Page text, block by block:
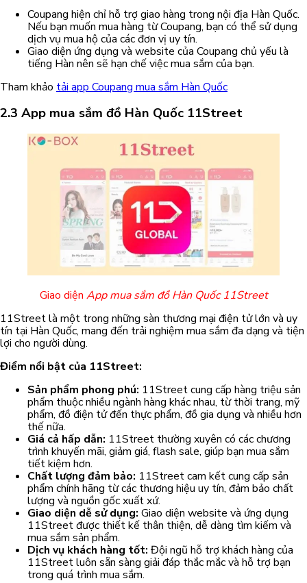
Coupang hiện chỉ hỗ trợ giao hàng trong nội địa Hàn Quốc.
Nếu bạn muốn mua hàng từ Coupang, bạn có thể sử dụng
dịch vụ mua hộ của các đơn vị uy tín.
Giao diện ứng dụng và website của Coupang chủ yếu là
tiếng Hàn nên sẽ hạn chế việc mua sắm của bạn.
Tham khảo tải app Coupang mua sắm Hàn Quốc
2.3 App mua sắm đồ Hàn Quốc 11Street
Giao diện App mua sắm đồ Hàn Quốc 11Street
11Street là một trong những sàn thương mại điện tử lớn và uy
tín tại Hàn Quốc, mang đến trải nghiệm mua sắm đa dạng và tiện
lợi cho người dùng.
Điểm nổi bật của 11Street:
Sản phẩm phong phú: 11Street cung cấp hàng triệu sản
phẩm thuộc nhiều ngành hàng khác nhau, từ thời trang, mỹ
phẩm, đồ điện tử đến thực phẩm, đồ gia dụng và nhiều hơn
thế nữa.
Giá cả hấp dẫn: 11Street thường xuyên có các chương
trình khuyến mãi, giảm giá, flash sale, giúp bạn mua sắm
tiết kiệm hơn.
Chất lượng đảm bảo: 11Street cam kết cung cấp sản
phẩm chính hãng từ các thương hiệu uy tín, đảm bảo chất
lượng và nguồn gốc xuất xứ.
Giao diện dễ sử dụng: Giao diện website và ứng dụng
11Street được thiết kế thân thiện, dễ dàng tìm kiếm và
mua sắm sản phẩm.
Dịch vụ khách hàng tốt: Đội ngũ hỗ trợ khách hàng của
11Street luôn sẵn sàng giải đáp thắc mắc và hỗ trợ bạn
trong quá trình mua sắm.